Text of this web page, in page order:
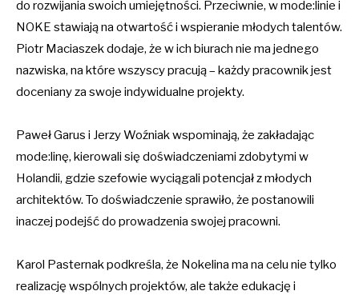
do rozwijania swoich umiejętności. Przeciwnie, w mode:linie i
NOKE stawiają na otwartość i wspieranie młodych talentów.
Piotr Maciaszek dodaje, że w ich biurach nie ma jednego
nazwiska, na które wszyscy pracują – każdy pracownik jest
doceniany za swoje indywidualne projekty.
Paweł Garus i Jerzy Woźniak wspominają, że zakładając
mode:linę, kierowali się doświadczeniami zdobytymi w
Holandii, gdzie szefowie wyciągali potencjał z młodych
architektów. To doświadczenie sprawiło, że postanowili
inaczej podejść do prowadzenia swojej pracowni.
Karol Pasternak podkreśla, że Nokelina ma na celu nie tylko
realizację wspólnych projektów, ale także edukację i